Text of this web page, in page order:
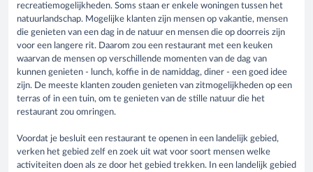
recreatiemogelijkheden. Soms staan er enkele woningen tussen het
natuurlandschap. Mogelijke klanten zijn mensen op vakantie, mensen
die genieten van een dag in de natuur en mensen die op doorreis zijn
voor een langere rit. Daarom zou een restaurant met een keuken
waarvan de mensen op verschillende momenten van de dag van
kunnen genieten - lunch, koffie in de namiddag, diner - een goed idee
zijn. De meeste klanten zouden genieten van zitmogelijkheden op een
terras of in een tuin, om te genieten van de stille natuur die het
restaurant zou omringen.
Voordat je besluit een restaurant te openen in een landelijk gebied,
verken het gebied zelf en zoek uit wat voor soort mensen welke
activiteiten doen als ze door het gebied trekken. In een landelijk gebied